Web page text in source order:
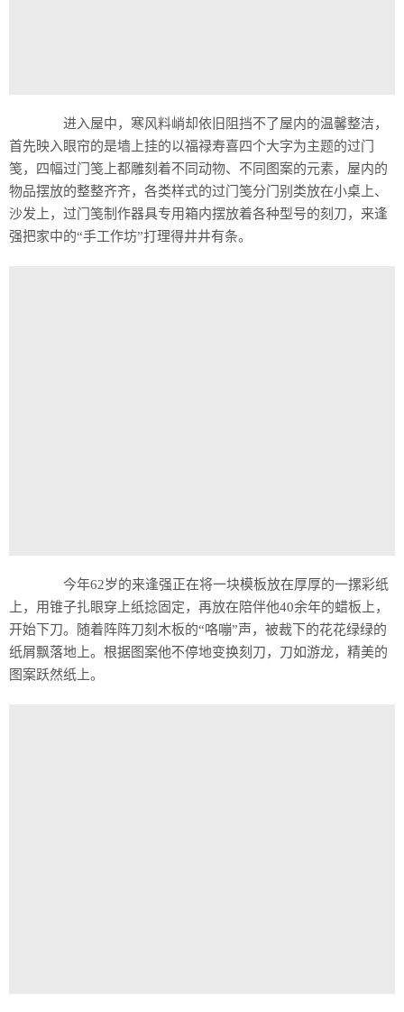
进入屋中，寒风料峭却依旧阻挡不了屋内的温馨整洁，
首先映入眼帘的是墙上挂的以福禄寿喜四个大字为主题的过门
笺，四幅过门笺上都雕刻着不同动物、不同图案的元素，屋内的
物品摆放的整整齐齐，各类样式的过门笺分门别类放在小桌上、
沙发上，过门笺制作器具专用箱内摆放着各种型号的刻刀，来逢
强把家中的“手工作坊”打理得井井有条。
今年62岁的来逢强正在将一块模板放在厚厚的一摞彩纸
上，用锥子扎眼穿上纸捻固定，再放在陪伴他40余年的蜡板上，
开始下刀。随着阵阵刀刻木板的“咯嘣”声，被裁下的花花绿绿的
纸屑飘落地上。根据图案他不停地变换刻刀，刀如游龙，精美的
图案跃然纸上。